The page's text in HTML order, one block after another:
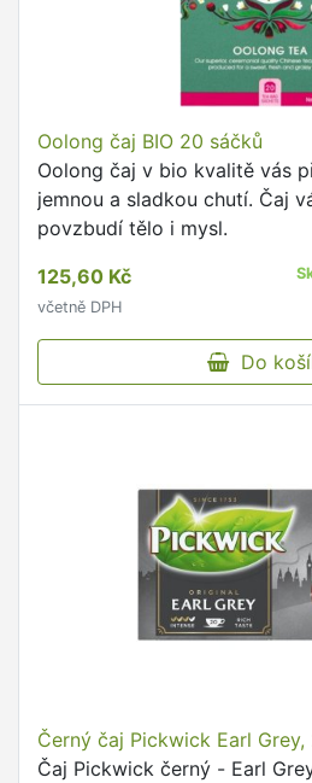
Oolong čaj BIO 20 sáčků
Oolong čaj v bio kvalitě vás
jemnou a sladkou chutí. Čaj
povzbudí tělo i mysl.
125,60 Kč
včetně DPH
Do
Černý čaj Pickwick Earl Grey,
Čaj Pickwick černý - Earl